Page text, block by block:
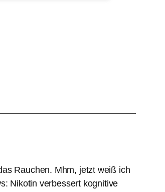
Rauchen. Mhm, jetzt weiß ich
Nikotin verbessert kognitive